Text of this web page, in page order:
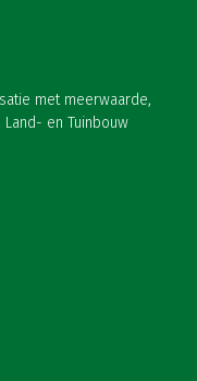
met meerwaarde,
en Tuinbouw